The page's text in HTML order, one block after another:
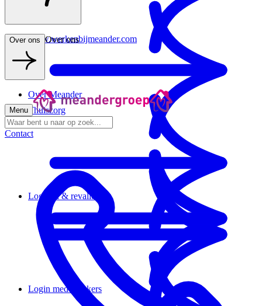
Thuiszorg
Logeren & revalideren
www.werkenbijmeander.com
Login medewerkers
Over ons Over ons
Over Meander
Menu
Contact